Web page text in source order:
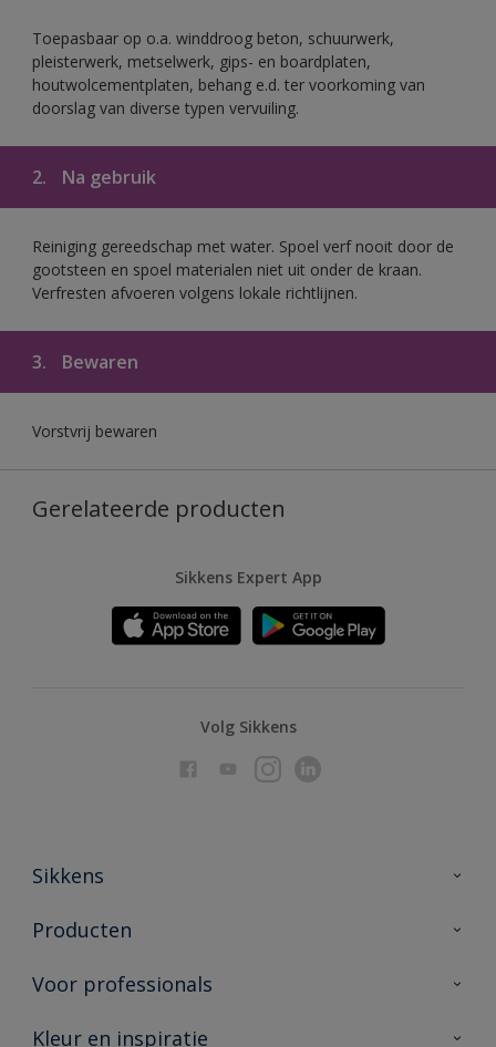
Toepasbaar op o.a. winddroog beton, schuurwerk,
pleisterwerk, metselwerk, gips- en boardplaten,
houtwolcementplaten, behang e.d. ter voorkoming van
doorslag van diverse typen vervuiling.
2. Na gebruik
Reiniging gereedschap met water. Spoel verf nooit door de
gootsteen en spoel materialen niet uit onder de kraan.
Verfresten afvoeren volgens lokale richtlijnen.
3. Bewaren
Vorstvrij bewaren
Gerelateerde producten
Sikkens Expert App
Volg Sikkens
Sikkens
Over Sikkens
Duurzaamheid
Producten
Producten voor binnen
Vind je verkooppunt
Voor professionals
Advies & service
Kleur en inspiratie